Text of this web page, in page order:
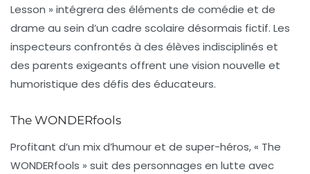
Lesson » intégrera des éléments de comédie et de
drame au sein d’un cadre scolaire désormais fictif. Les
inspecteurs confrontés à des élèves indisciplinés et
des parents exigeants offrent une vision nouvelle et
humoristique des défis des éducateurs.
The WONDERfools
Profitant d’un mix d’humour et de super-héros, « The
WONDERfools » suit des personnages en lutte avec